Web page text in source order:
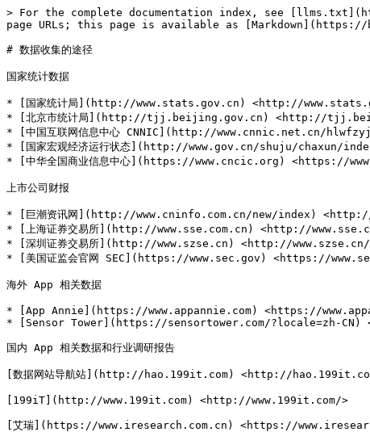
> For the complete documentation index, see
page URLs; this page is available as [Markdown](https://
# 数据收集的途径
国家统计数据
* [国家统计局](http://www.stats.gov.cn) <http://
* [北京市统计局](http://tjj.beijing.gov.cn) <http://
* [中国互联网信息中心 CNNIC](http://www.cnnic.net.cn/
* [国家宏观经济运行状态](http://www.gov.cn/shuju/chaxun/
* [中华全国商业信息中心](https://www.cncic.org) <https://
上市公司财报
* [巨潮资讯网](http://www.cninfo.com.cn/new/index)
* [上海证券交易所](http://www.sse.com.cn) <http://
* [深圳证券交易所](http://www.szse.cn) <http://
* [美国证监会官网 SEC](https://www.sec.gov) <https://
海外 App 相关数据
* [App Annie](https://www.appannie.com) <https://
* [Sensor Tower](https://sensortower.com/?locale=zh-CN)
国内 App 相关数据和行业调研报告
[数据网站导航站](http://hao.199it.com) <http://
[199iT](http://www.199it.com) <http://www.199it.com/>
[艾瑞](https://www.iresearch.com.cn) <https://